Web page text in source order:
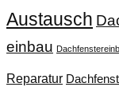
Austausch
einbau
Reparatur